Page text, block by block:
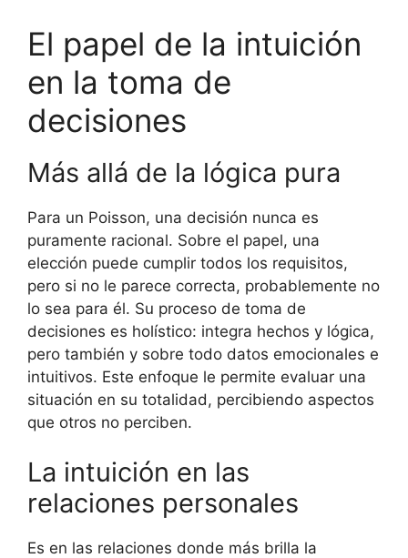
El papel de la intuición
en la toma de
decisiones
Más allá de la lógica pura
Para un Poisson, una decisión nunca es
puramente racional. Sobre el papel, una
elección puede cumplir todos los requisitos,
pero si no le parece correcta, probablemente no
lo sea para él. Su proceso de toma de
decisiones es holístico: integra hechos y lógica,
pero también y sobre todo datos emocionales e
intuitivos. Este enfoque le permite evaluar una
situación en su totalidad, percibiendo aspectos
que otros no perciben.
La intuición en las
relaciones personales
Es en las relaciones donde más brilla la